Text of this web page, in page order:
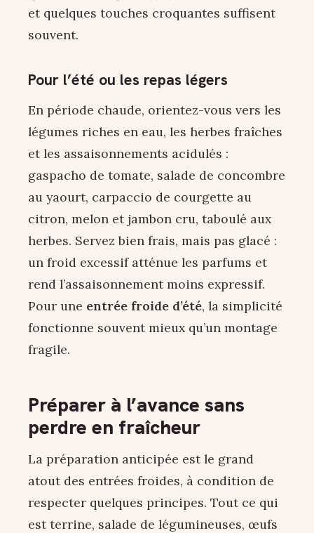
et quelques touches croquantes suffisent
souvent.
Pour l’été ou les repas légers
En période chaude, orientez-vous vers les
légumes riches en eau, les herbes fraîches
et les assaisonnements acidulés :
gaspacho de tomate, salade de concombre
au yaourt, carpaccio de courgette au
citron, melon et jambon cru, taboulé aux
herbes. Servez bien frais, mais pas glacé :
un froid excessif atténue les parfums et
rend l’assaisonnement moins expressif.
Pour une entrée froide d’été, la simplicité
fonctionne souvent mieux qu’un montage
fragile.
Préparer à l’avance sans
perdre en fraîcheur
La préparation anticipée est le grand
atout des entrées froides, à condition de
respecter quelques principes. Tout ce qui
est terrine, salade de légumineuses, œufs